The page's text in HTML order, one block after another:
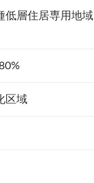
低層住居専用地域
区域